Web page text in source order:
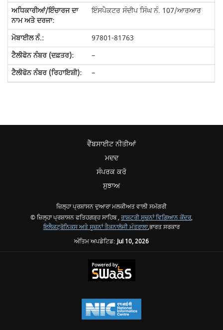
ਇੰਸਪੈਕਟਰ ਸੰਦੀਪ ਸਿੰਘ ਨੰ. 107/ਆਰਆਰ
97801-81763
–
–
ਵੈੱਬਸਾਈਟ ਨੀਤੀਆਂ
ਮਦਦ
ਸੰਪਰਕ ਕਰੋ
ਸੁਝਾਅ
ਜ਼ਿਲ੍ਹਾ ਪ੍ਰਸ਼ਾਸਨ ਦੁਆਰਾ ਮਲਕੀਅਤ ਵਾਲੀ ਸਮੱਗਰੀ
© ਜ਼ਿਲ੍ਹਾ ਪ੍ਰਸ਼ਾਸਨ ਫਤਿਹਗੜ੍ਹ ਸਾਹਿਬ , ਰਾਸ਼ਟਰੀ ਸੂਚਨਾਂ ਵਿਗਿਆਨ ਕੇਂਦਰ,
ਇਲੈਕਟ੍ਰੋਨਿਕਸ ਅਤੇ ਸੂਚਨਾਂ ਤੈਕਨਾਲੋਜੀ ਮੰਤਰਾਲਾ,ਭਾਰਤ ਸਰਕਾਰ
ਅੰਤਿਮ ਅਪਡੇਟਿਡ:Jul 10, 2026